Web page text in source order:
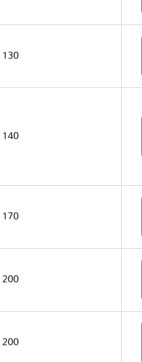
130
140
170
200
200